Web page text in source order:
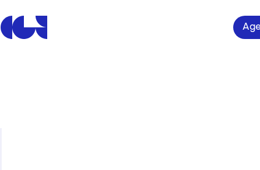
Centre de la Gravure et de l'Image imprimée